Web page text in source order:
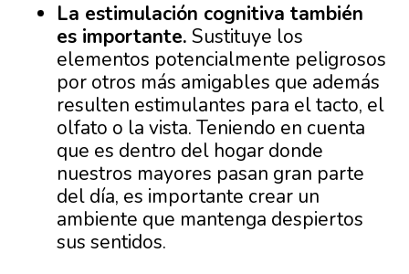
La estimulación cognitiva también
es importante. Sustituye los
elementos potencialmente peligrosos
por otros más amigables que además
resulten estimulantes para el tacto, el
olfato o la vista. Teniendo en cuenta
que es dentro del hogar donde
nuestros mayores pasan gran parte
del día, es importante crear un
ambiente que mantenga despiertos
sus sentidos.